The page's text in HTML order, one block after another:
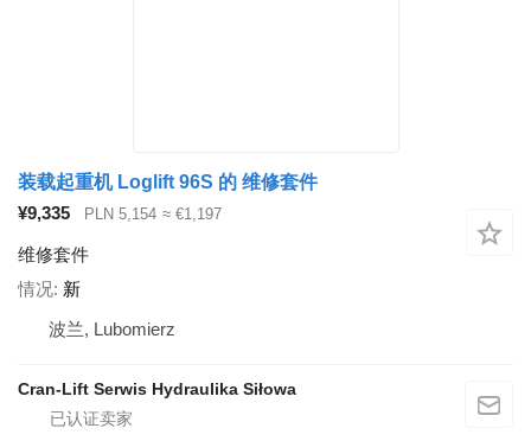
装载起重机 Loglift 96S 的 维修套件
¥9,335
PLN 5,154 ≈ €1,197
维修套件
情况 新
波兰, Lubomierz
Cran-Lift Serwis Hydraulika Siłowa